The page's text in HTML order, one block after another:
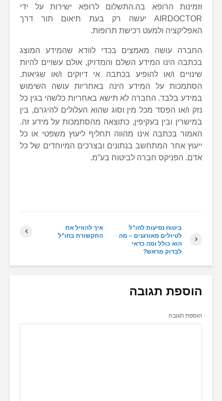
וזמינות הרופא בה.התשלום לרופא ישירות על ידי
AIRDOCTOR יעשה רק בעת תיאום תור דרך
האפליקציה ולמעט רכישת תרופות.
החברה עושה מאמצים בכדי לוודא שהמידע המוצג
בכתבה הינו המידע השלם והמדויק, אולם עשויים להיות
שינויים ו/או להופיע בכתבה אי דיוקים ו/או שגיאות.
הסתמכות על המידע הינה באחריות עושה השימוש
במידע בלבד. החברה לא תישא באחריות כלשהי בגין כל
נזק ו/או הפסד מכל מין וסוג שהוא העלולים להיגרם, בין
במישרין ובין בעקיפין, כתוצאה מהסתמכות על מידע זה.
האמור בכתבה אינו מהווה תחליף ליעוץ משפטי או כל
ייעוץ אחר המתחשב בנתונים ובצרכים המיוחדים של כל
אדם. הפניקס חברה לביטוח בע”מ.
איך להוזיל את
התקשורת בחו”ל
ביטוח נסיעות לחו”ל
לטיולים מאורגנים – מה
הוא כולל ומה כדאי
לבדוק מראש?
הוספת תגובה
הוספת תגובה